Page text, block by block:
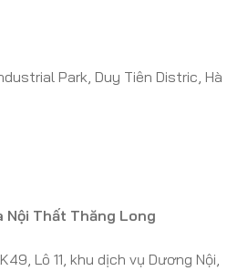
Park, Duy Tiên Distric, Hà
Nội Thất Thăng Long
Lô 11, khu dịch vụ Dương Nội,